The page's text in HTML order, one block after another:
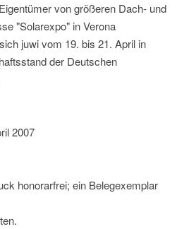
von größeren Dach- und
"Solarexpo" in Verona
juwi vom 19. bis 21. April in
der Deutschen
2007
honorarfrei; ein Belegexemplar